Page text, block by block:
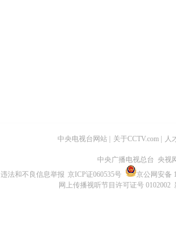
中央电视台网站 关于CCTV.com 人
中央广播电视总台 央视
违法和不良信息举报 京ICP证060535号
京公网安备
网上传播视听节目许可证号 0102002